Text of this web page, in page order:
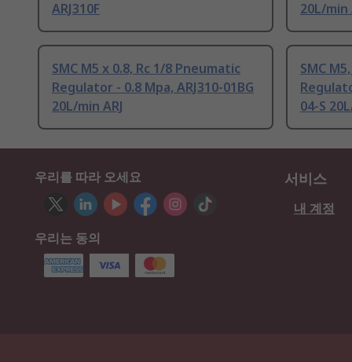
ARJ310F
20L/min
SMC M5 x 0.8, Rc 1/8 Pneumatic
Regulator - 0.8 Mpa, ARJ310-01BG
20L/min ARJ
SMC
04-S
우리를 따라 오세요
우리는 동의
서비스
내 계정